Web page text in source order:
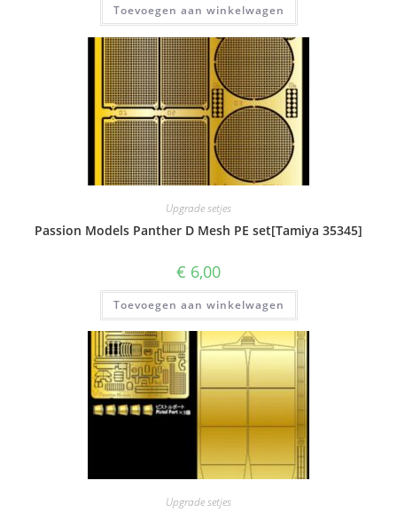
Toevoegen aan winkelwagen
Upgrade setjes
Passion Models Panther D Mesh PE set[Tamiya 35345]
€ 6,00
Toevoegen aan winkelwagen
Upgrade setjes